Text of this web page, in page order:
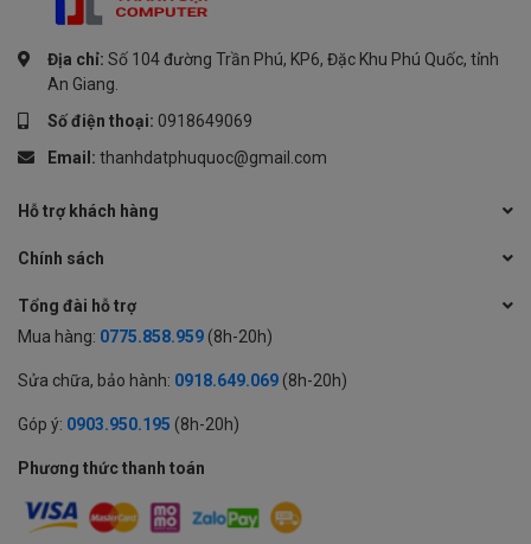
Địa chỉ: Số 104 đường Trần Phú, KP6, Đặc Khu Phú Quốc, tỉnh
An Giang.
Số điện thoại: 0918649069
Email: thanhdatphuquoc@gmail.com
Hỗ trợ khách hàng
Chính sách
Tổng đài hỗ trợ
Mua hàng: 0775.858.959 (8h-20h)
Sửa chữa, bảo hành: 0918.649.069 (8h-20h)
Góp ý: 0903.950.195 (8h-20h)
Phương thức thanh toán